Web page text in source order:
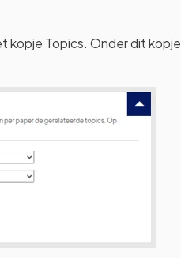
kopje Topics. Onder dit kopje